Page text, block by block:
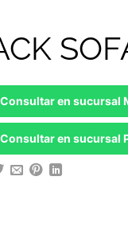
Consultar en sucursal
Consultar en sucursal